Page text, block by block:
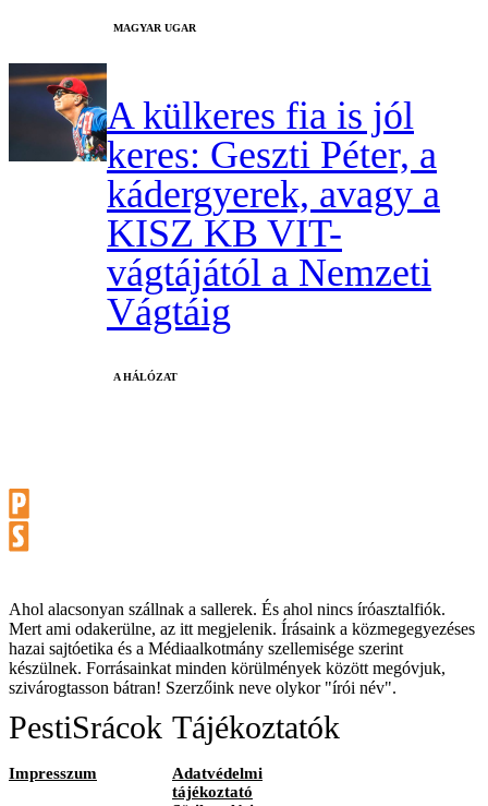
MAGYAR UGAR
A külkeres fia is jól
keres: Geszti Péter, a
kádergyerek, avagy a
KISZ KB VIT-
vágtájától a Nemzeti
Vágtáig
A HÁLÓZAT
Ahol alacsonyan szállnak a sallerek. És ahol nincs íróasztalfiók.
Mert ami odakerülne, az itt megjelenik. Írásaink a közmegegyezéses
hazai sajtóetika és a Médiaalkotmány szellemisége szerint
készülnek. Forrásainkat minden körülmények között megóvjuk,
szivárogtasson bátran! Szerzőink neve olykor "írói név".
PestiSrácok
Impresszum
Tájékoztatók
Adatvédelmi
tájékoztató